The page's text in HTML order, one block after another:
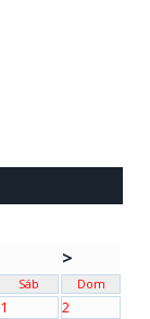
>
Sáb Dom
1
2